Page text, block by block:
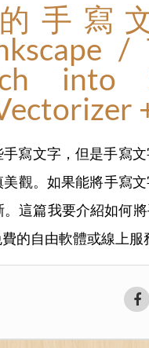
手寫
/
into
寫文字，但是手寫
觀。如果能將手寫
這篇我要介紹如何
的自由軟體或線上服